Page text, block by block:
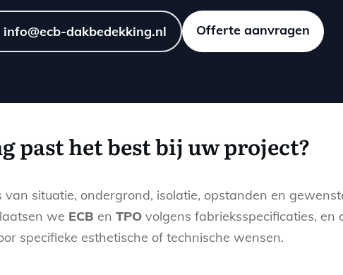
info@ecb-dakbedekking.nl Offerte aanvragen
past het best bij uw project?
situatie, ondergrond, isolatie, opstanden en
we ECB en TPO volgens fabrieksspecificaties, en
specifieke esthetische of technische wensen.